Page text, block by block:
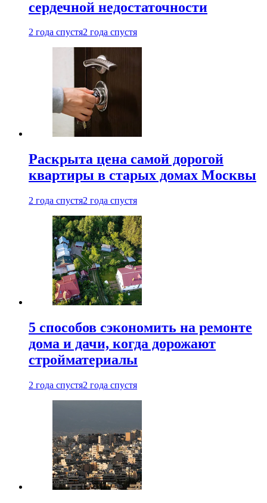
сердечной недостаточности
2 года спустя2 года спустя
Раскрыта цена самой дорогой
квартиры в старых домах Москвы
2 года спустя2 года спустя
5 способов сэкономить на ремонте
дома и дачи, когда дорожают
стройматериалы
2 года спустя2 года спустя